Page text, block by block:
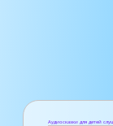
Аудиосказки для детей